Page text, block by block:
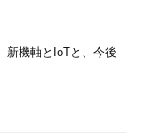
新機軸とIoTと、今後